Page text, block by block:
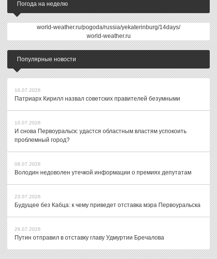
Погода на неделю
world-weather.ru/pogoda/russia/yekaterinburg/14days/
world-weather.ru
Популярные новости
16.07.2026
Патриарх Кирилл назвал советских правителей безумными
10.07.2026
И снова Первоуральск: удастся областным властям успокоить
проблемный город?
08.07.2026
Володин недоволен утечкой информации о премиях депутатам
23.07.2026
Будущее без Кабца: к чему приведет отставка мэра Первоуральска
29.07.2026
Путин отправил в отставку главу Удмуртии Бречалова